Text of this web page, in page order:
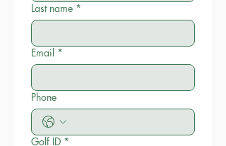
Last name *
Email *
Phone
Golf ID *